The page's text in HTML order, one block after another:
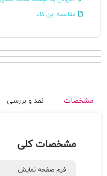
مقایسه این کالا
مشخصات نقد و بررسی
مشخصات کلی
فرم صفحه نمایش